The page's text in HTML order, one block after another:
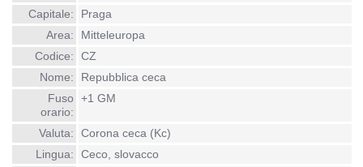
Capitale:
Praga
Area:
Mitteleuropa
Codice:
CZ
Nome:
Repubblica ceca
Fuso
orario:
+1 GM
Valuta:
Corona ceca (Kc)
Lingua:
Ceco, slovacco